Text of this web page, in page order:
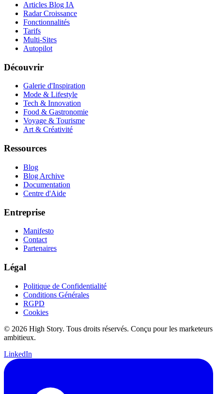
Articles Blog IA
Radar Croissance
Fonctionnalités
Tarifs
Multi-Sites
Autopilot
Découvrir
Galerie d'Inspiration
Mode & Lifestyle
Tech & Innovation
Food & Gastronomie
Voyage & Tourisme
Art & Créativité
Ressources
Blog
Blog Archive
Documentation
Centre d'Aide
Entreprise
Manifesto
Contact
Partenaires
Légal
Politique de Confidentialité
Conditions Générales
RGPD
Cookies
© 2026 High Story. Tous droits réservés. Conçu pour les marketeurs
ambitieux.
LinkedIn